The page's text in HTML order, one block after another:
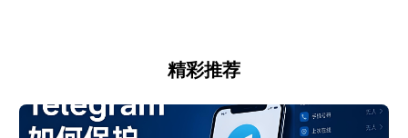
精彩推荐